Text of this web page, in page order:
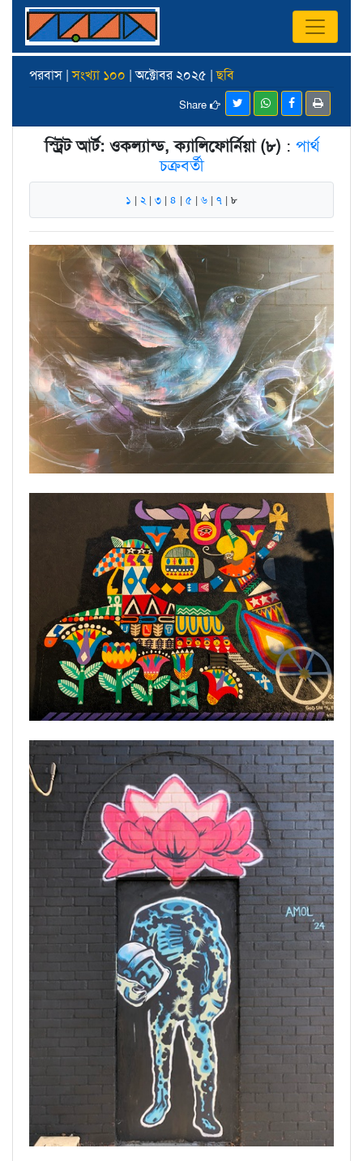
পরবাস |সংখ্যা ১০০ | অক্টোবর ২০২৫ |ছবি
Share
স্ট্রিট আর্ট: ওকল্যান্ড, ক্যালিফোর্নিয়া (৮) : পার্থ
চক্রবর্তী
১ | ২ | ৩ | ৪ | ৫ | ৬ | ৭ | ৮